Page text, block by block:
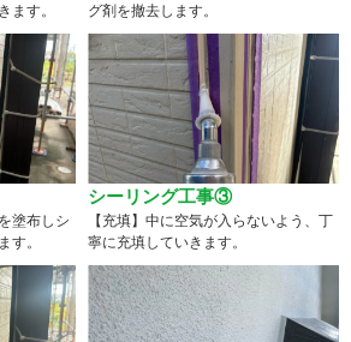
ます。
グ剤を撤去します。
塗布しシ
す。
シーリング工事③
【充填】中に空気が入らないよう、丁
寧に充填していきます。